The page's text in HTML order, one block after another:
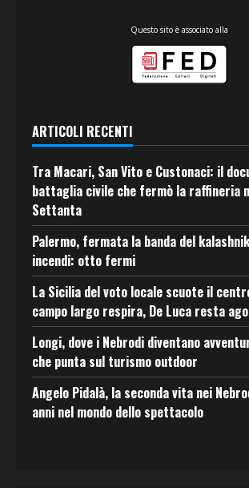
Questo sito è associato alla
ARTICOLI RECENTI
Tra Macari, San Vito e Custonaci: il
battaglia civile che fermò la raffineria
Settanta
Palermo, fermata la banda del
incendi: otto fermi
La Sicilia del voto locale scuote il
campo largo respira, De Luca resta
Longi, dove i Nebrodi diventano
che punta sul turismo outdoor
Angelo Pidalà, la seconda vita nei
anni nel mondo dello spettacolo